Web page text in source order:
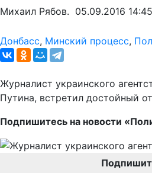
Михаил Рябов. 05.09.2016 14:45
Донбасс, Минский процесс,
Журналист украинского
Путина, встретил достойный
Подпишитесь на новости